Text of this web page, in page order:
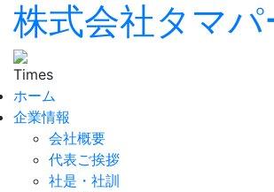
株式会社タマパ
ホーム
企業情報
会社概要
代表ご挨拶
社是・社訓